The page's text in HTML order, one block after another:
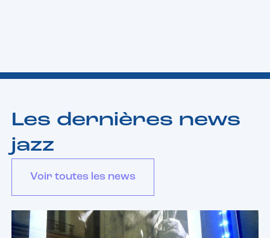
Les dernières news
jazz
Voir toutes les news